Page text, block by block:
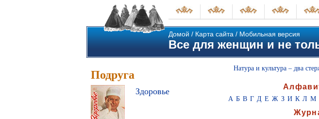
Домой / Карта сайта / Мобильная версия
Все для женщин и не
Подруга
Здоровье
Натура и культура – два
А Б В Г Д Е Ж З И К Л М